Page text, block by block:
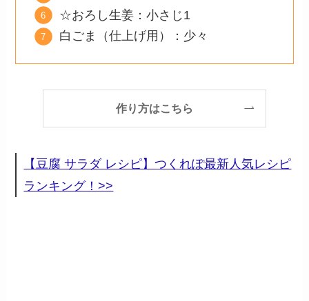
☆おろし生姜：小さじ1
白ごま（仕上げ用）：少々
作り方はこちら
【豆腐 サラダ レシピ】つくれぽ最新人気レシピ
ランキング！>>